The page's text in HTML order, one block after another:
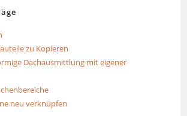
zu Kopieren
Dachausmittlung mit eigener
neu verknüpfen